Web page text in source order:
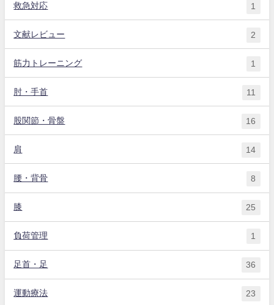
救急対応 1
文献レビュー 2
筋力トレーニング 1
肘・手首 11
股関節・骨盤 16
肩 14
腰・背骨 8
膝 25
負荷管理 1
足首・足 36
運動療法 23